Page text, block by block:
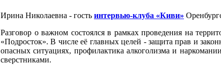
Ирина Николаевна - гость интервью-клуба «Киви»
Разговор о важном состоялся в рамках проведения на
«Подросток». В числе её главных целей - защита прав и
опасных ситуациях, профилактика алкоголизма и
сверстниками.